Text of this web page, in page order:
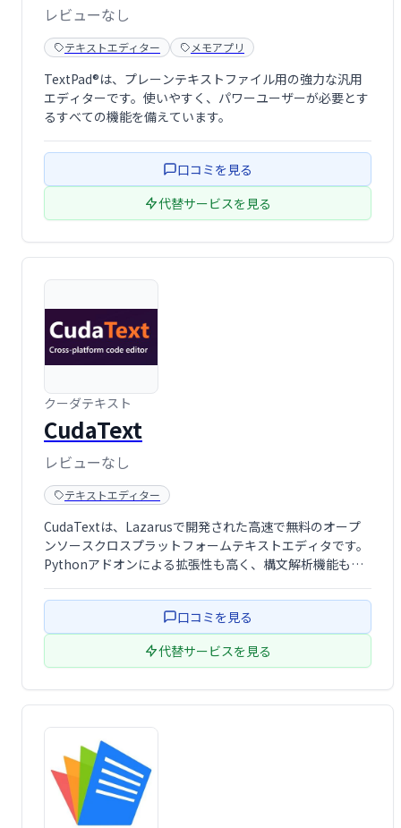
レビューなし
テキストエディター メモアプリ
TextPad®は、プレーンテキストファイル用の強力な汎用
エディターです。使いやすく、パワーユーザーが必要とす
るすべての機能を備えています。
口コミを見る
代替サービスを見る
クーダテキスト
CudaText
レビューなし
テキストエディター
CudaTextは、Lazarusで開発された高速で無料のオープ
ンソースクロスプラットフォームテキストエディタです。
Pythonアドオンによる拡張性も高く、構文解析機能も充
3GHz環境では、30個のプラグインでも0.3秒で起動しま
口コミを見る
代替サービスを見る